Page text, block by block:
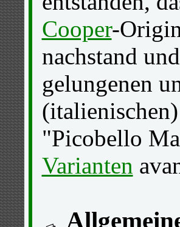
Cooper-
nachstand
gelungenen
"Picobello
Varianten